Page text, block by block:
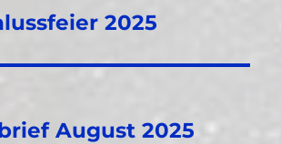
2025
August 2025